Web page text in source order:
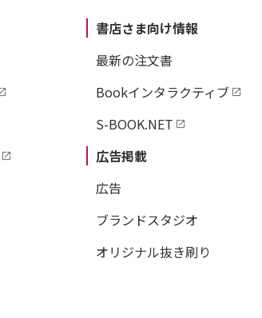
書店さま向け情報
最新の注文書
Bookインタラクティブ
S-BOOK.NET
広告掲載
広告
ブランドスタジオ
オリジナル抜き刷り